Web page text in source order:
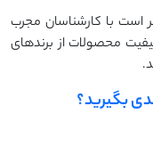
است با کارشناسان مجرب
محصولات از برندهای
بگیرید؟